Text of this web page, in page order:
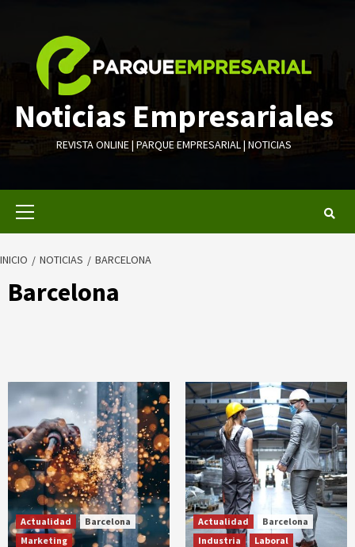
contenido
Noticias Empresariales
REVISTA ONLINE | PARQUE EMPRESARIAL | NOTICIAS
INICIO NOTICIAS BARCELONA
Barcelona
Actualidad
Barcelona
Marketing
Actualidad
Barcelona
Industria
Laboral